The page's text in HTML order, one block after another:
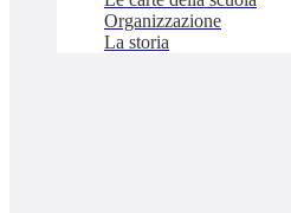
Organizzazione
La storia